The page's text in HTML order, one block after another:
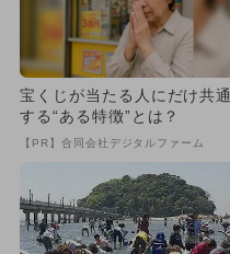
宝くじが当たる人にだけ共通
する“ある特徴”とは？
【PR】合同会社デジタルファーム